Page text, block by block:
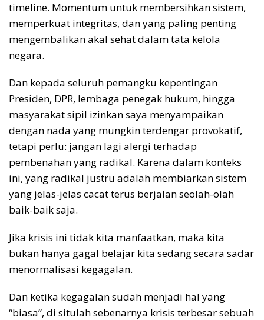
timeline. Momentum untuk membersihkan sistem,
memperkuat integritas, dan yang paling penting
mengembalikan akal sehat dalam tata kelola
negara.
Dan kepada seluruh pemangku kepentingan
Presiden, DPR, lembaga penegak hukum, hingga
masyarakat sipil izinkan saya menyampaikan
dengan nada yang mungkin terdengar provokatif,
tetapi perlu: jangan lagi alergi terhadap
pembenahan yang radikal. Karena dalam konteks
ini, yang radikal justru adalah membiarkan sistem
yang jelas-jelas cacat terus berjalan seolah-olah
baik-baik saja.
Jika krisis ini tidak kita manfaatkan, maka kita
bukan hanya gagal belajar kita sedang secara sadar
menormalisasi kegagalan.
Dan ketika kegagalan sudah menjadi hal yang
“biasa”, di situlah sebenarnya krisis terbesar sebuah